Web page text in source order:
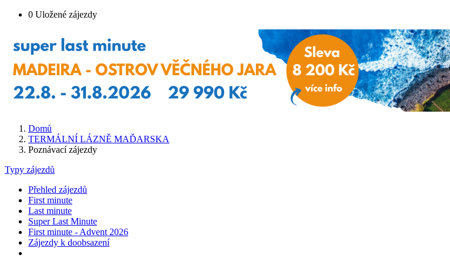
0 Uložené zájezdy
Domů
TERMÁLNÍ LÁZNĚ MAĎARSKA
Poznávací zájezdy
Typy zájezdů
Přehled zájezdů
First minute
Last minute
Super Last Minute
First minute - Advent 2026
Zájezdy k doobsazení